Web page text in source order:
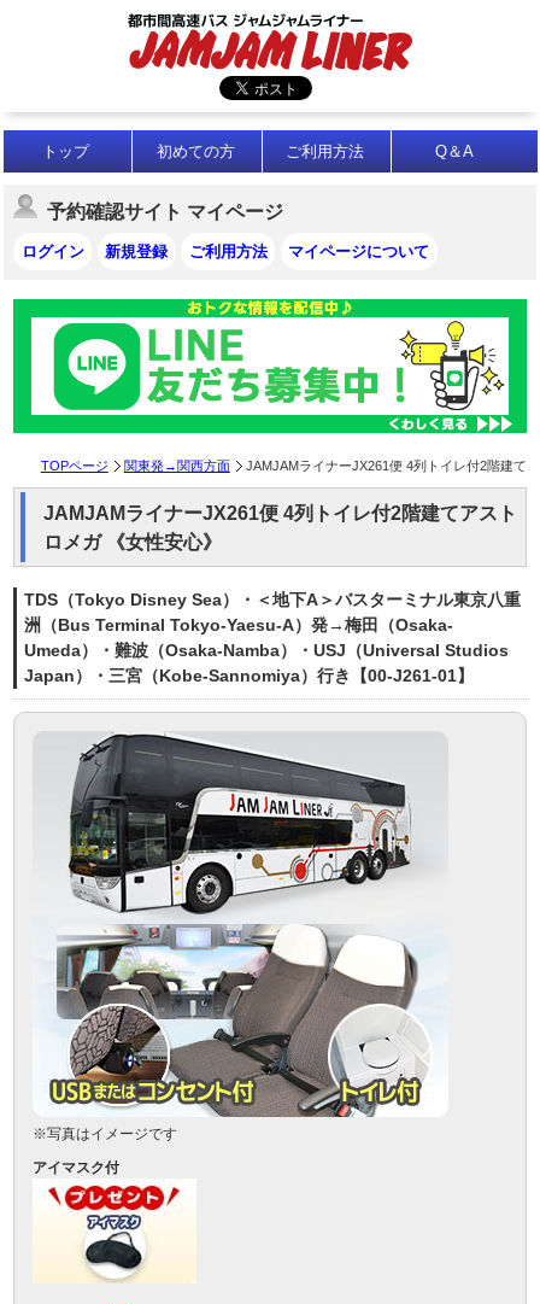
トップ 初めての方 ご利用方法 Q＆A
予約確認サイト マイページ
ログイン 新規登録 ご利用方法 マイページについて
TOPページ 関東発→関西方面 JAMJAMライナーJX261便 4列トイレ付2階建て
JAMJAMライナーJX261便 4列トイレ付2階建てアスト
ロメガ 《女性安心》
TDS（Tokyo Disney Sea）・＜地下A＞バスターミナル東京八重
洲（Bus Terminal Tokyo-Yaesu-A）発→梅田（Osaka-
Umeda）・難波（Osaka-Namba）・USJ（Universal Studios
Japan）・三宮（Kobe-Sannomiya）行き【00-J261-01】
※写真はイメージです
アイマスク付